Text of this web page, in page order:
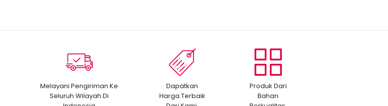
Melayani Pengiriman Ke
Seluruh Wilayah Di
Dapatkan
Harga Terbaik
Produk Dari
Bahan